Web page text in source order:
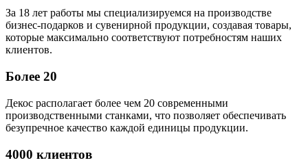
За 18 лет работы мы специализируемся на производстве
бизнес-подарков и сувенирной продукции, создавая товары,
которые максимально соответствуют потребностям наших
клиентов.
Более 20
Декос располагает более чем 20 современными
производственными станками, что позволяет обеспечивать
безупречное качество каждой единицы продукции.
4000 клиентов